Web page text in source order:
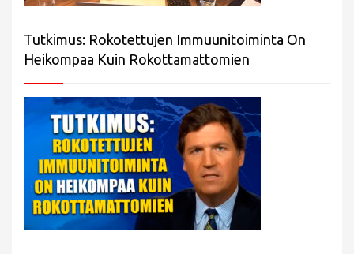
Tutkimus: Rokotettujen Immuunitoiminta On
Heikompaa Kuin Rokottamattomien